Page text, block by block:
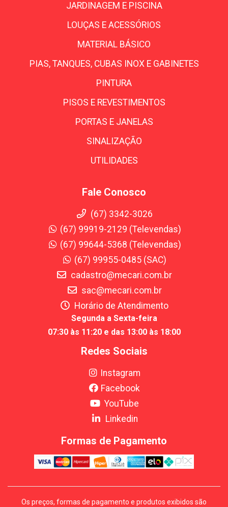
JARDINAGEM E PISCINA
LOUÇAS E ACESSÓRIOS
MATERIAL BÁSICO
PIAS, TANQUES, CUBAS INOX E GABINETES
PINTURA
PISOS E REVESTIMENTOS
PORTAS E JANELAS
SINALIZAÇÃO
UTILIDADES
Fale Conosco
(67) 3342-3026
(67) 99919-2129 (Televendas)
(67) 99644-5368 (Televendas)
(67) 99955-0485 (SAC)
cadastro@mecari.com.br
sac@mecari.com.br
Horário de Atendimento
Segunda a Sexta-feira
07:30 às 11:20 e das 13:00 às 18:00
Redes Sociais
Instagram
Facebook
YouTube
Linkedin
Formas de Pagamento
Os preços, formas de pagamento e produtos exibidos são